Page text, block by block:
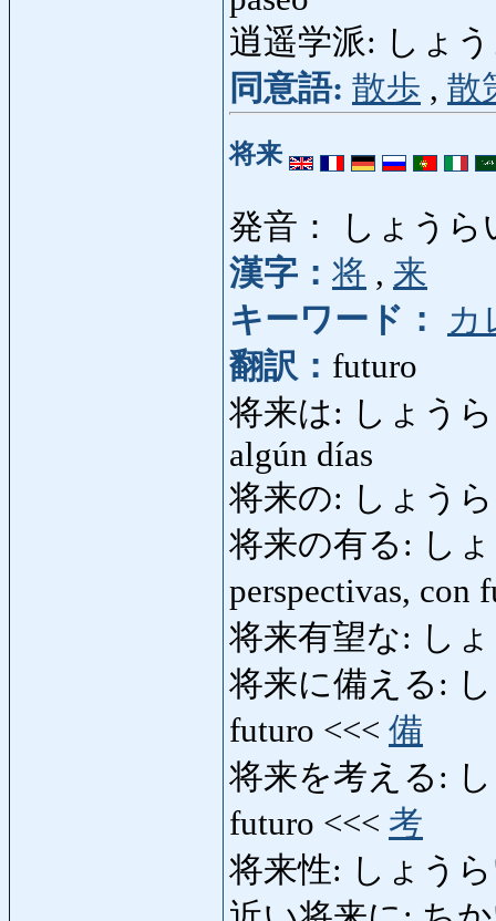
逍遥学派: しょう
同意語: 散歩 , 散
将来
発音： しょうら
漢字： 将 , 来
キーワード：
カ
翻訳： futuro
将来は: しょうら
algún días
将来の: しょう
将来の有る: しょ
perspectivas, con
将来有望な: し
将来に備える:
futuro <<< 備
将来を考える:
futuro <<< 考
将来性: しょう